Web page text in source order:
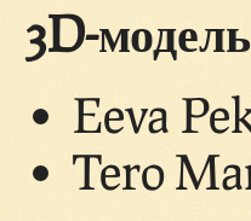
3D-
Eeva
Tero